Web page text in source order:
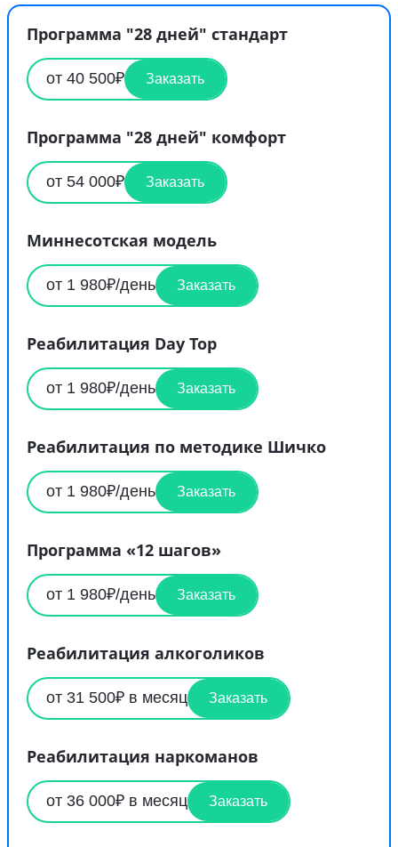
Программа "28 дней" стандарт
от 40 500₽ Заказать
Программа "28 дней" комфорт
от 54 000₽ Заказать
Миннесотская модель
от 1 980₽/день Заказать
Реабилитация Day Top
от 1 980₽/день Заказать
Реабилитация по методике Шичко
от 1 980₽/день Заказать
Программа «12 шагов»
от 1 980₽/день Заказать
Реабилитация алкоголиков
от 31 500₽ в месяц Заказать
Реабилитация наркоманов
от 36 000₽ в месяц Заказать